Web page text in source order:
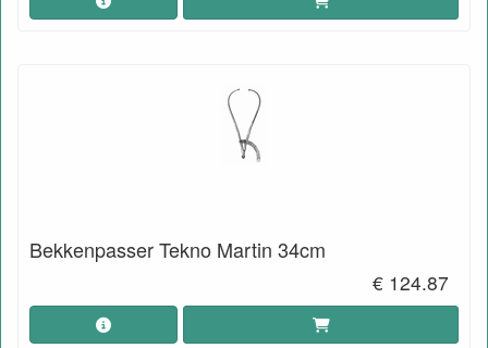
Bekkenpasser Tekno Martin 34cm
€ 124.87